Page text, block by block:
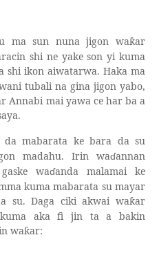
ma sun nuna jigon waƙar
shi ne yake son yi kuma
shi ikon aiwatarwa. Haka ma
tubali na gina jigon yabo,
Annabi mai yawa ce har ba a
da mabarata ke bara da su
madahu. Irin waɗannan
waɗanda malamai ke
kuma mabarata su mayar
su. Daga ciki akwai waƙar
aka fi jin ta a bakin
waƙar: